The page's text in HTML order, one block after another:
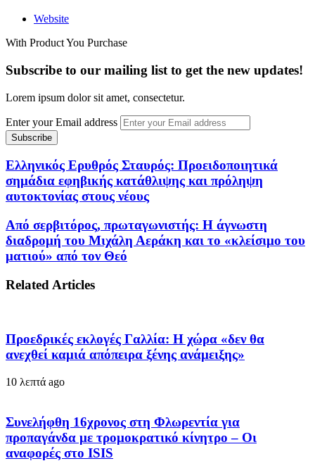
Website
With Product You Purchase
Subscribe to our mailing list to get the new updates!
Lorem ipsum dolor sit amet, consectetur.
Enter your Email address
Ελληνικός Ερυθρός Σταυρός: Προειδοποιητικά
σημάδια εφηβικής κατάθλιψης και πρόληψη
αυτοκτονίας στους νέους
Από σερβιτόρος, πρωταγωνιστής: Η άγνωστη
διαδρομή του Μιχάλη Αεράκη και το «κλείσιμο του
ματιού» από τον Θεό
Related Articles
Προεδρικές εκλογές Γαλλία: Η χώρα «δεν θα
ανεχθεί καμιά απόπειρα ξένης ανάμειξης»
10 λεπτά ago
Συνελήφθη 16χρονος στη Φλωρεντία για
προπαγάνδα με τρομοκρατικό κίνητρο – Οι
αναφορές στο ISIS